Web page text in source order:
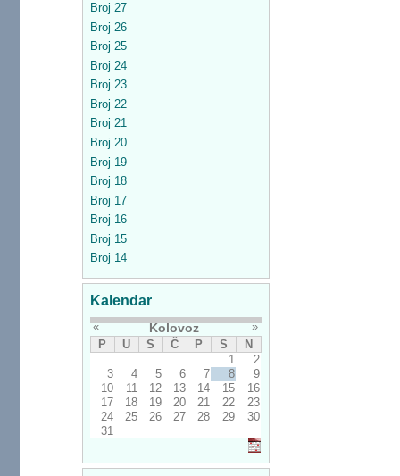
Broj 27
Broj 26
Broj 25
Broj 24
Broj 23
Broj 22
Broj 21
Broj 20
Broj 19
Broj 18
Broj 17
Broj 16
Broj 15
Broj 14
Kalendar
« Kolovoz
»
P
U S Č P S
N
1
2
3
4 5 6 7 8
9
10
11 12 13 14 15
16
17
18 19 20 21 22
23
24
25 26 27 28 29
30
31